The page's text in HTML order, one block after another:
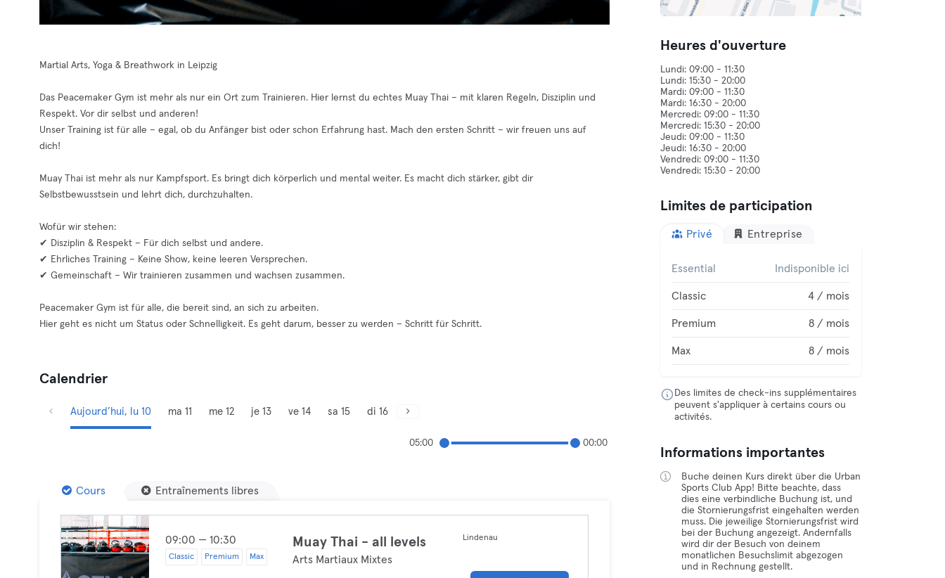
Martial Arts, Yoga & Breathwork in Leipzig
Das Peacemaker Gym ist mehr als nur ein Ort zum Trainieren. Hier lernst du echtes Muay Thai – mit klaren Regeln, Disziplin und
Respekt. Vor dir selbst und anderen!
Unser Training ist für alle – egal, ob du Anfänger bist oder schon Erfahrung hast. Mach den ersten Schritt – wir freuen uns auf
dich!
Muay Thai ist mehr als nur Kampfsport. Es bringt dich körperlich und mental weiter. Es macht dich stärker, gibt dir
Selbstbewusstsein und lehrt dich, durchzuhalten.
Wofür wir stehen:
✔ Disziplin & Respekt – Für dich selbst und andere.
✔ Ehrliches Training – Keine Show, keine leeren Versprechen.
✔ Gemeinschaft – Wir trainieren zusammen und wachsen zusammen.
Peacemaker Gym ist für alle, die bereit sind, an sich zu arbeiten.
Hier geht es nicht um Status oder Schnelligkeit. Es geht darum, besser zu werden – Schritt für Schritt.
Calendrier
Aujourd’hui, lu 10 ma 11 me 12 je 13 ve 14 sa 15 di 16
05:00 00:00
Cours Entraînements libres
09:00 — 10:30
Classic Premium Max
Muay Thai - all levels
Arts Martiaux Mixtes
Lindenau
Heures d'ouverture
Lundi: 09:00 - 11:30
Lundi: 15:30 - 20:00
Mardi: 09:00 - 11:30
Mardi: 16:30 - 20:00
Mercredi: 09:00 - 11:30
Mercredi: 15:30 - 20:00
Jeudi: 09:00 - 11:30
Jeudi: 16:30 - 20:00
Vendredi: 09:00 - 11:30
Limites de participation
Privé Entreprise
Essential Indisponible ici
Classic 4 / mois
Premium 8 / mois
Max 8 / mois
Des limites de check-ins supplémentaires
peuvent s'appliquer à certains cours ou
activités.
Informations importantes
Buche deinen Kurs direkt über die Urban
Sports Club App! Bitte beachte, dass
dies eine verbindliche Buchung ist, und
die Stornierungsfrist eingehalten werden
muss. Die jeweilige Stornierungsfrist wird
bei der Buchung angezeigt. Andernfalls
wird dir der Besuch von deinem
monatlichen Besuchslimit abgezogen
und in Rechnung gestellt.